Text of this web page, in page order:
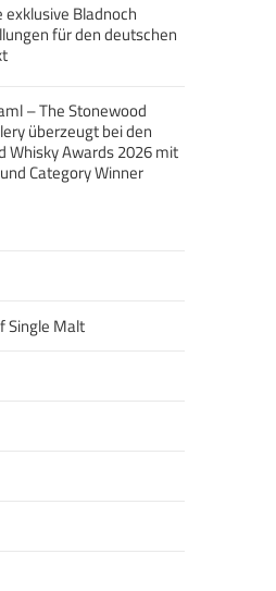
exklusive Bladnoch
für den deutschen
– The Stonewood
überzeugt bei den
Whisky Awards 2026 mit
Category Winner
Single Malt